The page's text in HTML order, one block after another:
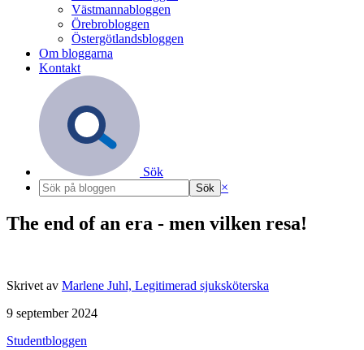
Västmannabloggen
Örebrobloggen
Östergötlandsbloggen
Om bloggarna
Kontakt
Sök
×
The end of an era - men vilken resa!
Skrivet av Marlene Juhl, Legitimerad sjuksköterska
9 september 2024
Studentbloggen